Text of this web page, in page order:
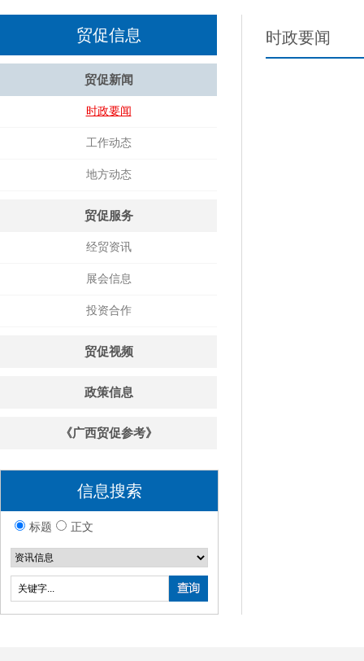
贸促信息
贸促新闻
时政要闻
工作动态
地方动态
贸促服务
经贸资讯
展会信息
投资合作
贸促视频
政策信息
《广西贸促参考》
信息搜索
标题 正文
时政要闻